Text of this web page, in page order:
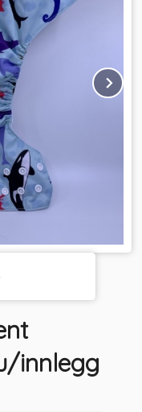
innlegg